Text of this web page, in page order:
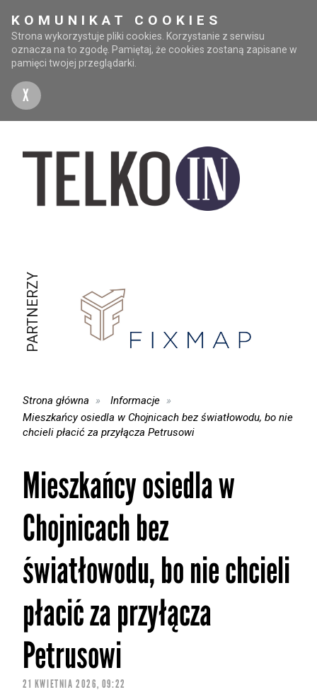
KOMUNIKAT COOKIES
Strona wykorzystuje pliki cookies. Korzystanie z serwisu
oznacza na to zgodę. Pamiętaj, że cookies zostaną zapisane w
pamięci twojej przeglądarki.
X
PARTNERZY
Strona główna
Informacje
Mieszkańcy osiedla w Chojnicach bez światłowodu, bo nie
chcieli płacić za przyłącza Petrusowi
Mieszkańcy osiedla w
Chojnicach bez
światłowodu, bo nie chcieli
płacić za przyłącza
Petrusowi
21 KWIETNIA 2026, 09:22